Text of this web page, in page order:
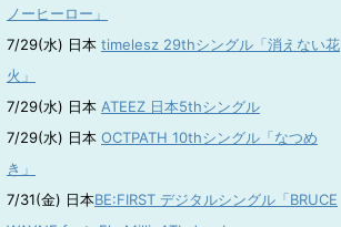
ノーヒーロー」
7/29(水) 日本 timelesz 29thシングル「消えない花
火」
7/29(水) 日本 ATEEZ 日本5thシングル
7/29(水) 日本 OCTPATH 10thシングル「なつめ
き」
7/31(金) 日本BE:FIRST デジタルシングル「BRUCE